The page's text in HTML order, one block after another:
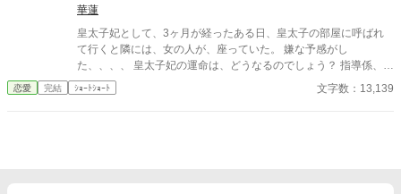
めたはずの人生で、彼女を待ち受ける未来とは──
華蓮
皇太子妃として、3ヶ月が経ったある日、皇太子の部屋に呼ばれ
て行くと隣には、女の人が、座っていた。 嫌な予感がし
た、、、、 皇太子妃の運命は、どうなるのでしょう？ 指導係、教
育係編Part1
恋愛 完結 ｼｮｰﾄｼｮｰﾄ 文字数：13,139